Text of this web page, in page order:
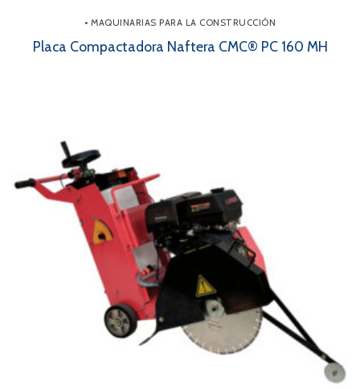
• MAQUINARIAS PARA LA CONSTRUCCIÓN
Placa Compactadora Naftera CMC® PC 160 MH